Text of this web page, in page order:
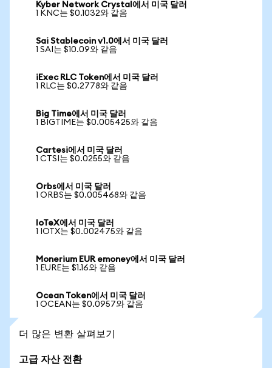
Kyber Network Crystal에서 미국 달러
1 KNC는 $0.1032와 같음
Sai Stablecoin v1.0에서 미국 달러
1 SAI는 $10.09와 같음
iExec RLC Token에서 미국 달러
1 RLC는 $0.2778와 같음
Big Time에서 미국 달러
1 BIGTIME는 $0.005425와 같음
Cartesi에서 미국 달러
1 CTSI는 $0.0255와 같음
Orbs에서 미국 달러
1 ORBS는 $0.005468와 같음
IoTeX에서 미국 달러
1 IOTX는 $0.002475와 같음
Monerium EUR emoney에서 미국 달러
1 EURE는 $1.16와 같음
Ocean Token에서 미국 달러
1 OCEAN는 $0.0957와 같음
더 많은 변환 살펴보기
고급 자산 전환